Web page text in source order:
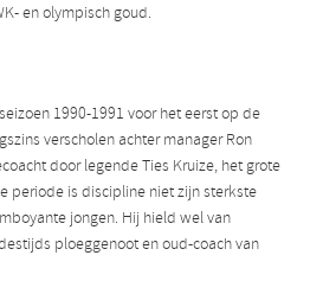
en olympisch goud.
1990-1991 voor het eerst op de
verscholen achter manager Ron
door legende Ties Kruize, het grote
periode is discipline niet zijn sterkste
jongen. Hij hield wel van
ploeggenoot en oud-coach van